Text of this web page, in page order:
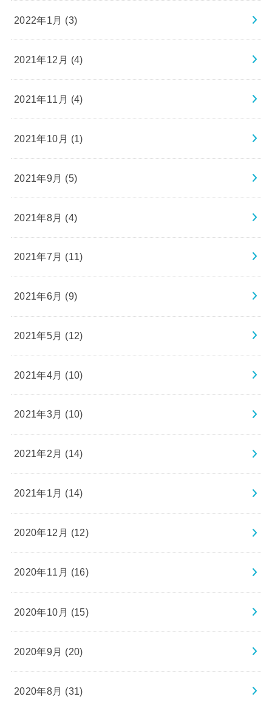
2022年1月 (3)
2021年12月 (4)
2021年11月 (4)
2021年10月 (1)
2021年9月 (5)
2021年8月 (4)
2021年7月 (11)
2021年6月 (9)
2021年5月 (12)
2021年4月 (10)
2021年3月 (10)
2021年2月 (14)
2021年1月 (14)
2020年12月 (12)
2020年11月 (16)
2020年10月 (15)
2020年9月 (20)
2020年8月 (31)